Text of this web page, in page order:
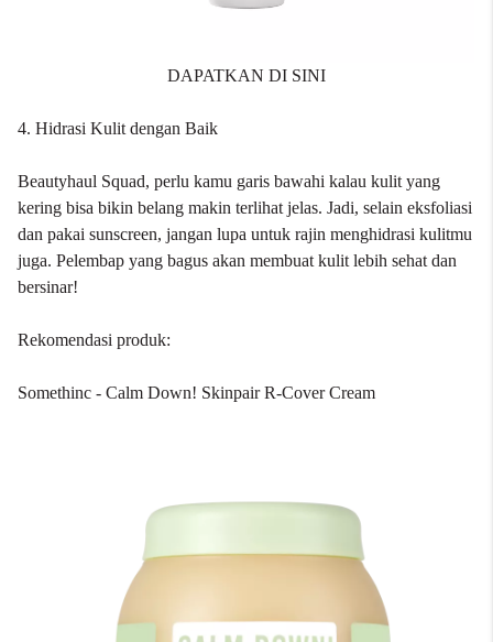
DAPATKAN DI SINI
4. Hidrasi Kulit dengan Baik
Beautyhaul Squad, perlu kamu garis bawahi kalau kulit yang
kering bisa bikin belang makin terlihat jelas. Jadi, selain eksfoliasi
dan pakai sunscreen, jangan lupa untuk rajin menghidrasi kulitmu
juga. Pelembap yang bagus akan membuat kulit lebih sehat dan
bersinar!
Rekomendasi produk:
Somethinc - Calm Down! Skinpair R-Cover Cream